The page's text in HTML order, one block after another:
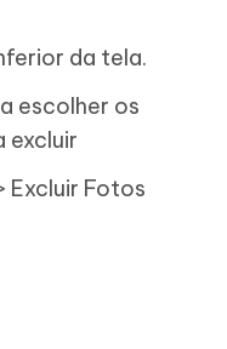
da tela.
escolher os
excluir
Excluir Fotos